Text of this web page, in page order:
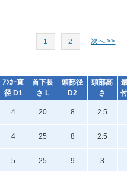
1 2 次へ >>
ｱﾝｶｰ直
径 D1
首下長
さ L
頭部径
D2
頭部高
さ
4 20 8 2.5
4 25 8 2.5
5 25 9 3